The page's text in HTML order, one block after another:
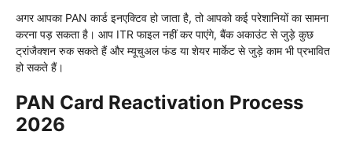
अगर आपका PAN कार्ड इनएक्टिव हो जाता है, तो आपको कई परेशानियों का सामना
करना पड़ सकता है। आप ITR फाइल नहीं कर पाएंगे, बैंक अकाउंट से जुड़े कुछ
ट्रांजैक्शन रुक सकते हैं और म्यूचुअल फंड या शेयर मार्केट से जुड़े काम भी प्रभावित
हो सकते हैं।
PAN Card Reactivation Process
2026